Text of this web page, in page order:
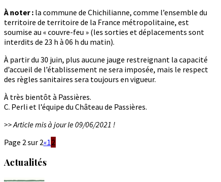
À noter : la commune de Chichilianne, comme l’ensemble du
territoire de territoire de la France métropolitaine, est
soumise au « couvre-feu » (les sorties et déplacements sont
interdits de 23 h à 06 h du matin).
À partir du 30 juin, plus aucune jauge restreignant la capacité
d’accueil de l’établissement ne sera imposée, mais le respect
des règles sanitaires sera toujours en vigueur.
À très bientôt à Passières.
C. Perli et l’équipe du Château de Passières.
>> Article mis à jour le 09/06/2021 !
Page 2 sur 2«12
Actualités